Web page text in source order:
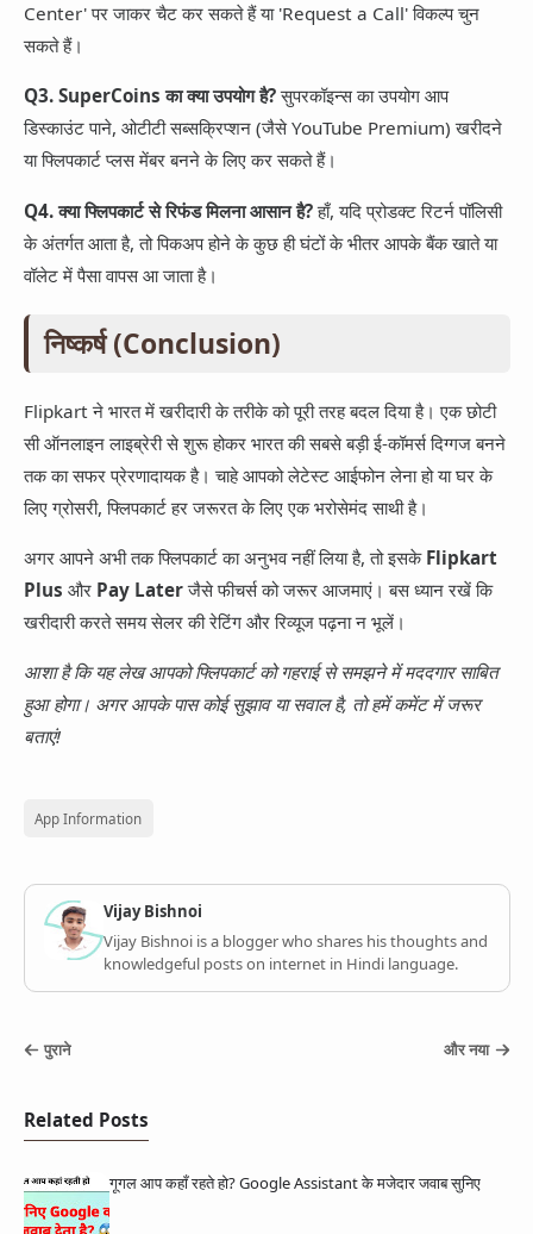
Center' पर जाकर चैट कर सकते हैं या 'Request a Call' विकल्प चुन
सकते हैं।
Q3. SuperCoins का क्या उपयोग है?सुपरकॉइन्स का उपयोग आप
डिस्काउंट पाने, ओटीटी सब्सक्रिप्शन (जैसे YouTube Premium) खरीदने
या फ्लिपकार्ट प्लस मेंबर बनने के लिए कर सकते हैं।
Q4. क्या फ्लिपकार्ट से रिफंड मिलना आसान है?हाँ, यदि प्रोडक्ट रिटर्न पॉलिसी
के अंतर्गत आता है, तो पिकअप होने के कुछ ही घंटों के भीतर आपके बैंक खाते या
वॉलेट में पैसा वापस आ जाता है।
निष्कर्ष (Conclusion)
Flipkart ने भारत में खरीदारी के तरीके को पूरी तरह बदल दिया है। एक छोटी
सी ऑनलाइन लाइब्रेरी से शुरू होकर भारत की सबसे बड़ी ई-कॉमर्स दिग्गज बनने
तक का सफर प्रेरणादायक है। चाहे आपको लेटेस्ट आईफोन लेना हो या घर के
लिए ग्रोसरी, फ्लिपकार्ट हर जरूरत के लिए एक भरोसेमंद साथी है।
अगर आपने अभी तक फ्लिपकार्ट का अनुभव नहीं लिया है, तो इसके Flipkart
Plus और Pay Laterजैसे फीचर्स को जरूर आजमाएं। बस ध्यान रखें कि
खरीदारी करते समय सेलर की रेटिंग और रिव्यूज पढ़ना न भूलें।
आशा है कि यह लेख आपको फ्लिपकार्ट को गहराई से समझने में मददगार साबित
हुआ होगा। अगर आपके पास कोई सुझाव या सवाल है, तो हमें कमेंट में जरूर
बताएं!
App Information
Vijay Bishnoi
Vijay Bishnoi is a blogger who shares his thoughts and
knowledgeful posts on internet in Hindi language.
पुराने और नया
Related Posts
गूगल आप कहाँ रहते हो? Google Assistant के मजेदार जवाब सुनिए